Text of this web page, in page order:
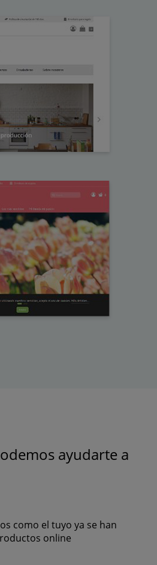
ayudarte a
como el tuyo ya se han
online